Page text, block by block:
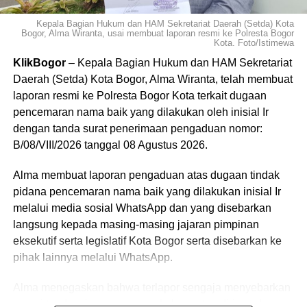
MUSEUM PERS JAWA BARAT
PEMBANGUNAN MUSEUM PERS
PWI JAWA BARAT
TOKOH PERS JABAR
Tembok Rumah Warga di Kayumanis Ambruk,
Penghuni Mengungsi
DON'T MISS
Pemprov DKJ Dukung Rencana Integrasi
TransJakarta ke Kota Bogor
Kepala Bagian Hukum dan HAM Sekretariat Daerah (Setda) Kota
Bogor, Alma Wiranta, usai membuat laporan resmi ke Polresta Bogor
Kota. Foto/Istimewa
KlikBogor– Kepala Bagian Hukum dan HAM Sekretariat
Daerah (Setda) Kota Bogor, Alma Wiranta, telah membuat
laporan resmi ke Polresta Bogor Kota terkait dugaan
pencemaran nama baik yang dilakukan oleh inisial Ir
dengan tanda surat penerimaan pengaduan nomor:
B/08/VIII/2026 tanggal 08 Agustus 2026.
​Alma membuat laporan pengaduan atas dugaan tindak
pidana pencemaran nama baik yang dilakukan inisial Ir
melalui media sosial WhatsApp dan yang disebarkan
langsung kepada masing-masing jajaran pimpinan
eksekutif serta legislatif Kota Bogor serta disebarkan ke
pihak lainnya melalui WhatsApp.
narasi tendensius menyerang kehormatan dirinya dengan